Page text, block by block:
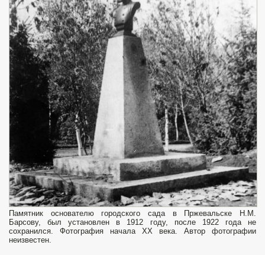
Памятник основателю городского сада в Пржевальске Н.М.
Барсову, был установлен в 1912 году, после 1922 года не
сохранился. Фотография начала XX века. Автор фотографии
неизвестен.